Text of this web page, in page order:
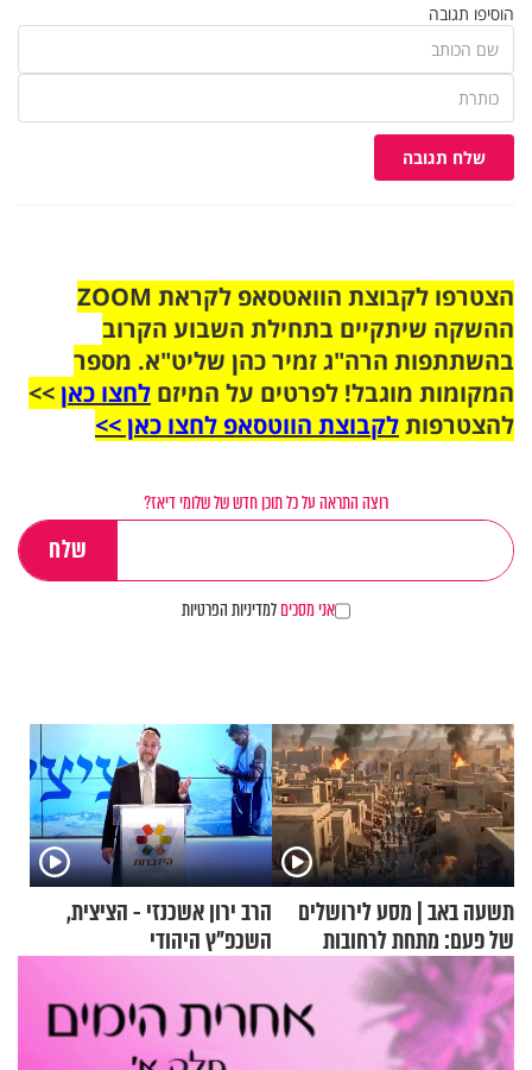
הוסיפו תגובה
שלח תגובה
הצטרפו לקבוצת הוואטסאפ לקראת ZOOM
ההשקה שיתקיים בתחילת השבוע הקרוב
בהשתתפות הרה"ג זמיר כהן שליט"א. מספר
המקומות מוגבל! לפרטים על המיזם לחצו כאן>>
להצטרפותלקבוצת הווטסאפ לחצו כאן >>
רוצה התראה על כל תוכן חדש של שלומי דיאז?
אני מסכיםלמדיניות הפרטיות
תשעה באב | מסע לירושלים
של פעם: מתחת לרחובות
ירושלים
הרב ירון אשכנזי - הציצית,
השכפ"ץ היהודי